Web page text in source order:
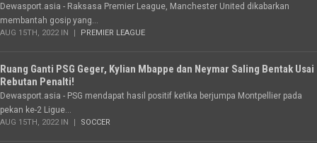
Dewasport.asia - Raksasa Premier League, Manchester United dikabarkan
membantah gosip yang...
AUG 15TH, 2022 IN PREMIER LEAGUE
Ruang Ganti PSG Geger, Kylian Mbappe dan Neymar Saling Bentak Usai
Rebutan Penalti!
Dewasport.asia - PSG mendapat hasil positif ketika berjumpa Montpellier pada
pekan ke-2 Ligue...
AUG 15TH, 2022 IN SOCCER